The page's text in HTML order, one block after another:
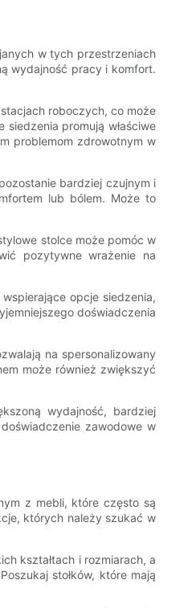
w tych przestrzeniach
wydajność pracy i komfort.
roboczych, co może
promują właściwe
problemom zdrowotnym w
bardziej czujnym i
lub bólem. Może to
stolce może pomóc w
pozytywne wrażenie na
opcje siedzenia,
doświadczenia
na spersonalizowany
może również zwiększyć
wydajność, bardziej
zawodowe w
z mebli, które często są
których należy szukać w
kształtach i rozmiarach, a
stołków, które mają